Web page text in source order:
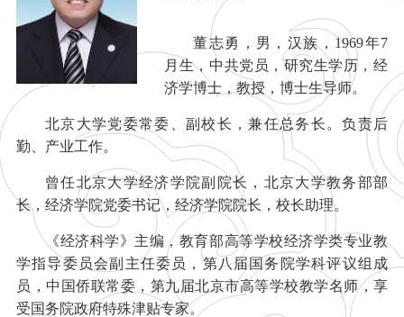
董志勇，男，汉族，1969年7
月生，中共党员，研究生学历，经
济学博士，教授，博士生导师。
北京大学党委常委、副校长，兼任总务长。负责后
勤、产业工作。
曾任北京大学经济学院副院长，北京大学教务部部
长，经济学院党委书记，经济学院院长，校长助理。
《经济科学》主编，教育部高等学校经济学类专业教
学指导委员会副主任委员，第八届国务院学科评议组成
员，中国侨联常委，第九届北京市高等学校教学名师，享
受国务院政府特殊津贴专家。